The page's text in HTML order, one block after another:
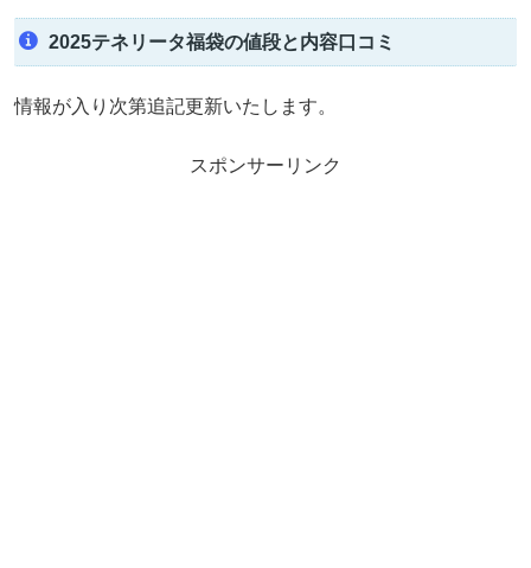
2025テネリータ福袋の値段と内容口コミ
情報が入り次第追記更新いたします。
スポンサーリンク